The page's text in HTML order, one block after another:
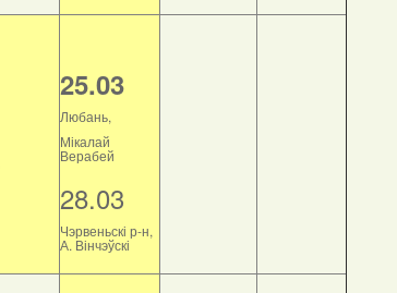
25.03
Любань,
Мікалай
Верабей
28.03
Чэрвеньскі р-н,
А. Вінчэўскі